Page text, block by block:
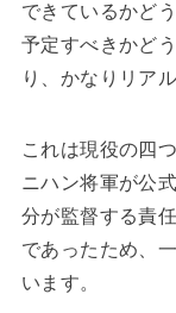
できているかど
予定すべきかど
り、かなりリア
これは現役の四
ニハン将軍が公
分が監督する責
であったため、
います。